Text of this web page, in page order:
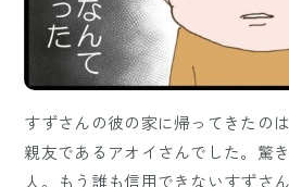
すずさんの彼の家に帰ってきたの
親友であるアオイさんでした。驚
人。もう誰も信用できないすずさ